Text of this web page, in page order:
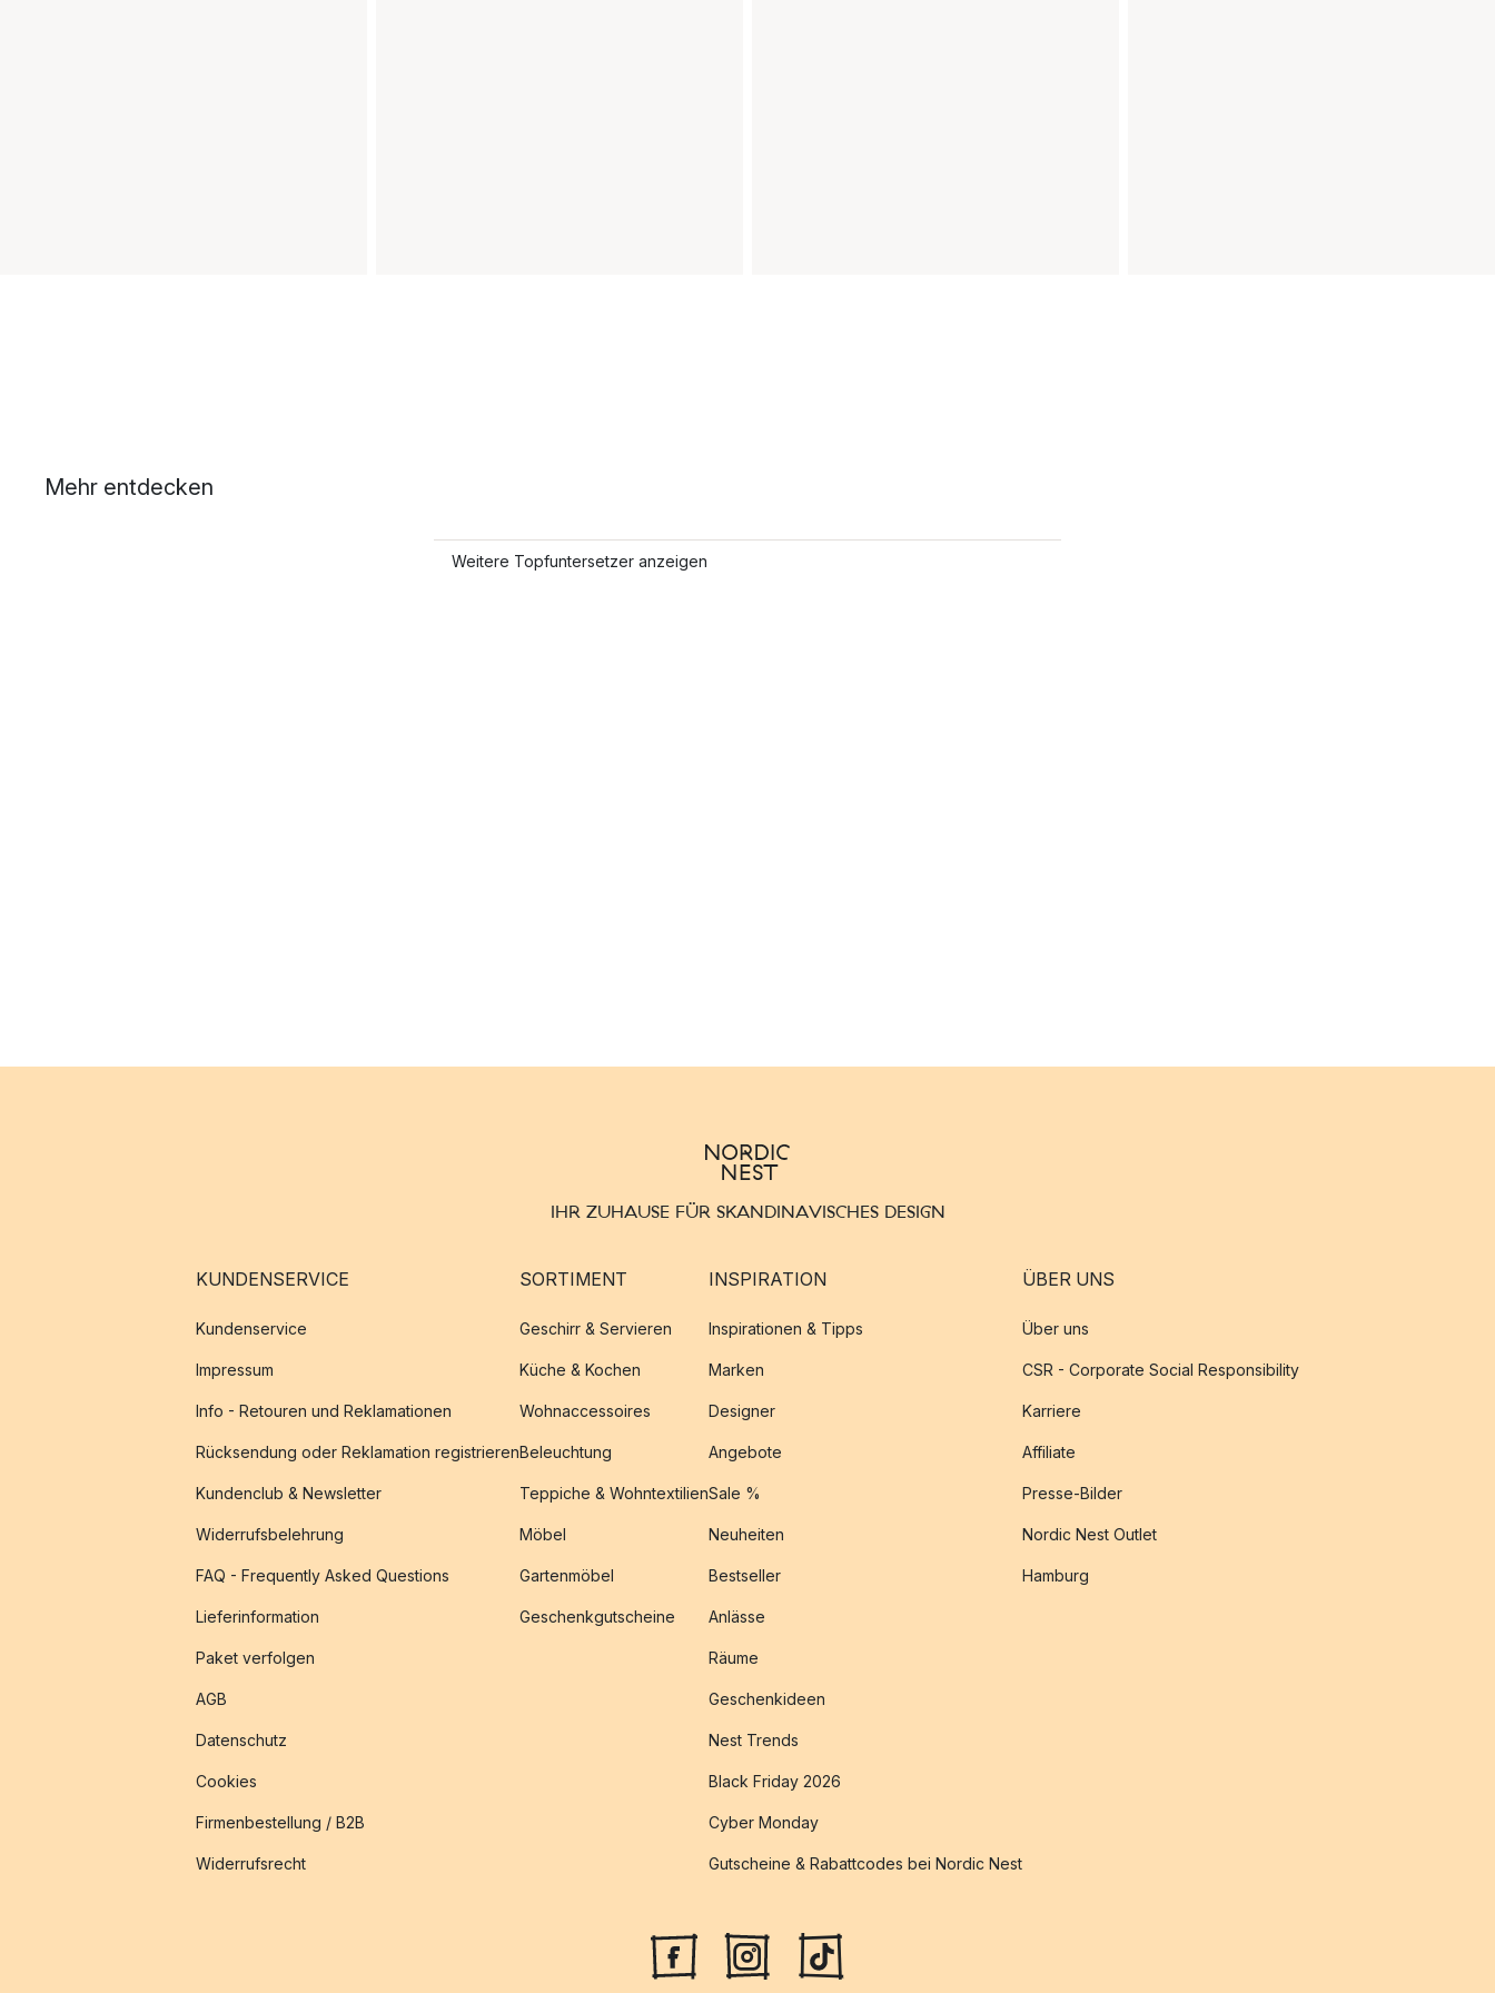
Mehr entdecken
Weitere Topfuntersetzer anzeigen
IHR ZUHAUSE FÜR SKANDINAVISCHES DESIGN
KUNDENSERVICE
Kundenservice
Impressum
Info - Retouren und Reklamationen
Rücksendung oder Reklamation registrieren
Kundenclub & Newsletter
Widerrufsbelehrung
FAQ - Frequently Asked Questions
Lieferinformation
Paket verfolgen
AGB
Datenschutz
Cookies
Firmenbestellung / B2B
Widerrufsrecht
SORTIMENT
Geschirr & Servieren
Küche & Kochen
Wohnaccessoires
Beleuchtung
Teppiche & Wohntextilien
Möbel
Gartenmöbel
Geschenkgutscheine
INSPIRATION
Inspirationen & Tipps
Marken
Designer
Angebote
Sale %
Neuheiten
Bestseller
Anlässe
Räume
Geschenkideen
Nest Trends
Black Friday 2026
Cyber Monday
Gutscheine & Rabattcodes bei Nordic Nest
ÜBER UNS
Über uns
CSR - Corporate Social Responsibility
Karriere
Affiliate
Presse-Bilder
Nordic Nest Outlet
Hamburg